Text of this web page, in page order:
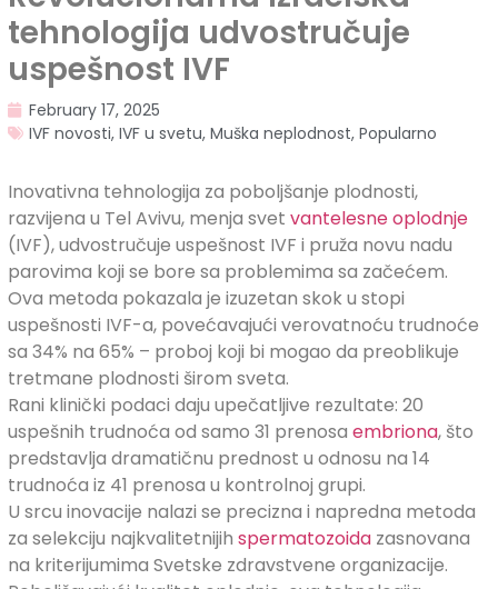
tehnologija udvostručuje
uspešnost IVF
February 17, 2025
IVF novosti, IVF u svetu, Muška neplodnost, Popularno
Inovativna tehnologija za poboljšanje plodnosti,
razvijena u Tel Avivu, menja svet vantelesne oplodnje
(IVF), udvostručuje uspešnost IVF i pruža novu nadu
parovima koji se bore sa problemima sa začećem.
Ova metoda pokazala je izuzetan skok u stopi
uspešnosti IVF-a, povećavajući verovatnoću trudnoće
sa 34% na 65% – proboj koji bi mogao da preoblikuje
tretmane plodnosti širom sveta.
Rani klinički podaci daju upečatljive rezultate: 20
uspešnih trudnoća od samo 31 prenosa embriona, što
predstavlja dramatičnu prednost u odnosu na 14
trudnoća iz 41 prenosa u kontrolnoj grupi.
U srcu inovacije nalazi se precizna i napredna metoda
za selekciju najkvalitetnijih spermatozoida zasnovana
na kriterijumima Svetske zdravstvene organizacije.